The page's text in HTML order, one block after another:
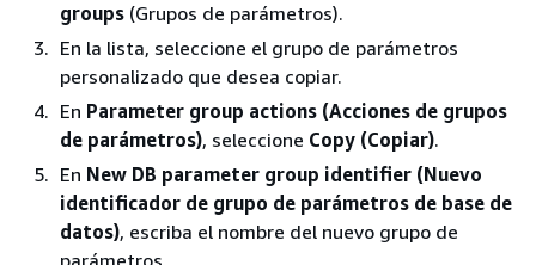
groups (Grupos de parámetros).
En la lista, seleccione el grupo de parámetros
personalizado que desea copiar.
En Parameter group actions (Acciones de grupos
de parámetros), seleccione Copy (Copiar).
En New DB parameter group identifier (Nuevo
identificador de grupo de parámetros de base de
datos), escriba el nombre del nuevo grupo de
parámetros.